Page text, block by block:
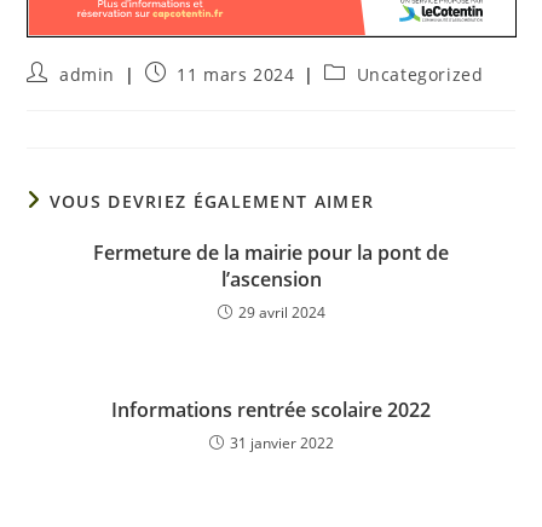
admin 11 mars 2024 Uncategorized
VOUS DEVRIEZ ÉGALEMENT AIMER
Fermeture de la mairie pour la pont de
l’ascension
29 avril 2024
Informations rentrée scolaire 2022
31 janvier 2022